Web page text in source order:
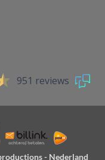
951 reviews
- Nederland